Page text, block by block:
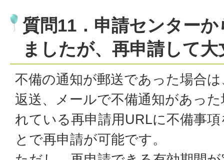
質問11．申請センター
ましたが、再申請して
不備の通知が郵送であった場合
返送、メールで不備通知があっ
れている再申請用URLに不備事
とで再申請が可能です。